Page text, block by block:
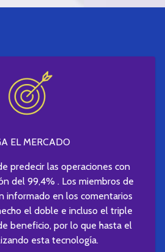
EL MERCADO
predecir las operaciones con
del 99,4% . Los miembros de
informado en los comentarios
el doble e incluso el triple
beneficio, por lo que hasta el
esta tecnología.